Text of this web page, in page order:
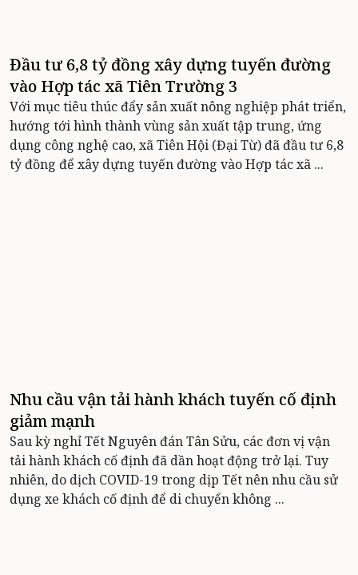
Đầu tư 6,8 tỷ đồng xây dựng tuyến đường
vào Hợp tác xã Tiên Trường 3
Với mục tiêu thúc đẩy sản xuất nông nghiệp phát triển,
hướng tới hình thành vùng sản xuất tập trung, ứng
dụng công nghệ cao, xã Tiên Hội (Đại Từ) đã đầu tư 6,8
tỷ đồng để xây dựng tuyến đường vào Hợp tác xã ...
Nhu cầu vận tải hành khách tuyến cố định
giảm mạnh
Sau kỳ nghỉ Tết Nguyên đán Tân Sửu, các đơn vị vận
tải hành khách cố định đã dần hoạt động trở lại. Tuy
nhiên, do dịch COVID-19 trong dịp Tết nên nhu cầu sử
dụng xe khách cố định để di chuyển không ...